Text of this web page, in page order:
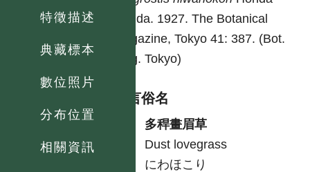
特徵描述
典藏標本
數位照片
分布位置
相關資訊
Honda. 1927. The Botanical
magazine, Tokyo 41: 387. (Bot.
Mag. Tokyo)
各語言俗名
多稈畫眉草
Dust lovegrass
にわほこり